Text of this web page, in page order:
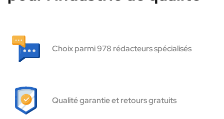
Choix parmi 978 rédacteurs spécialisés
Qualité garantie et retours gratuits